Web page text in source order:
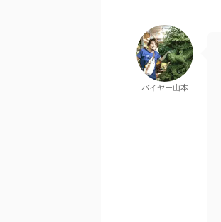
バイヤー山本